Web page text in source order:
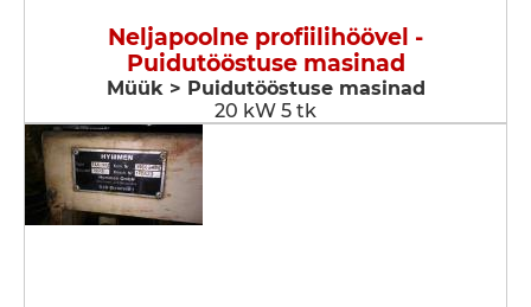
Neljapoolne profiilihöövel -
Puidutööstuse masinad
Müük > Puidutööstuse masinad
20 kW 5 tk